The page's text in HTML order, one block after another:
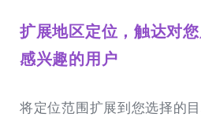
扩展地区定位，触达对
感兴趣的用户
将定位范围扩展到您选择的